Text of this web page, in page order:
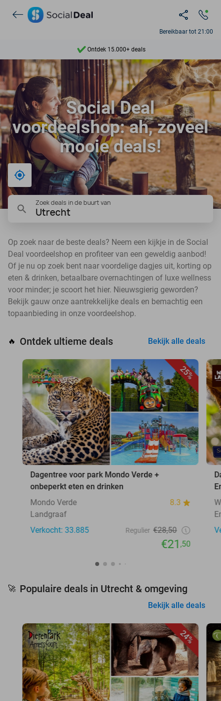
Bereikbaar tot 21:00
7 dagen per week beschikbaar
10+ miljoen leden
9,4
Ontdek 15.000+ deals
Social Deal
voordeelshop: ah, zoveel
mooie deals!
Bij mij in de buurt
Zoek deals in de buurt van
Utrecht
Op zoek naar de beste deals? Neem een kijkje in de Social
Deal voordeelshop en profiteer van een geweldig aanbod!
Of je nu op zoek bent naar voordelige dagjes uit, korting op
eten & drinken, betaalbare overnachtingen of luxe wellness
voor minder; je scoort het hier. Nieuwsgierig geworden?
Bekijk gauw onze aantrekkelijke deals en bemachtig een
topaanbieding in onze voordeelshop.
🔥 Ontdek ultieme deals Bekijk alle deals
25%
Dagentree voor park Mondo Verde +
onbeperkt eten en drinken
Mondo Verde
8.3
Landgraaf
Verkocht: 33.885
Regulier €28,50
€21,50
🚀 Populaire deals in Utrecht & omgeving
Bekijk alle deals
24%